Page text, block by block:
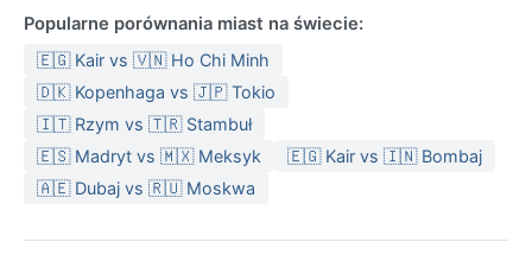
Pakując się, warto postawić na warstwy,
nieprzemakalną kurtkę i solidne obuwie, bo pogoda
potrafi zmienić się w ciągu godziny.
Najlepszym czasem na odwiedzenie Manchesteru
pod kątem pogody jest późna wiosna od maja do
wczesnej jesieni we wrześniu, gdy dni są dłuższe i
spada. Typowym zjawiskiem jest ciągła zmienność –
Popularne porównania miast na świecie:
🇪🇬 Kair vs 🇻🇳 Ho Chi Minh
🇩🇰 Kopenhaga vs 🇯🇵 Tokio
🇮🇹 Rzym vs 🇹🇷 Stambuł
🇪🇸 Madryt vs 🇲🇽 Meksyk
🇪🇬 Kair vs 🇮🇳 Bombaj
🇦🇪 Dubaj vs 🇷🇺 Moskwa